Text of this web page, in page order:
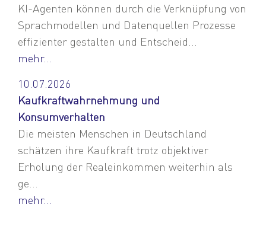
KI-Agenten können durch die Verknüpfung von
Sprachmodellen und Datenquellen Prozesse
effizienter gestalten und Entscheid...
mehr...
10.07.2026
Kaufkraftwahrnehmung und
Konsumverhalten
Die meisten Menschen in Deutschland
schätzen ihre Kaufkraft trotz objektiver
Erholung der Realeinkommen weiterhin als
ge...
mehr...